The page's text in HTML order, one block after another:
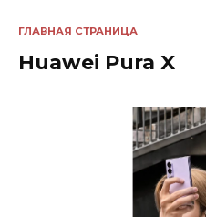
ГЛАВНАЯ СТРАНИЦА
Huawei Pura X